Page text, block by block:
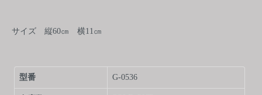
サイズ 縦60㎝ 横11㎝
型番 G-0536